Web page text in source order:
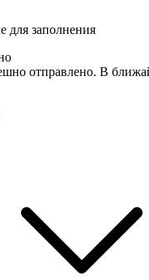
для заполнения
отправлено. В